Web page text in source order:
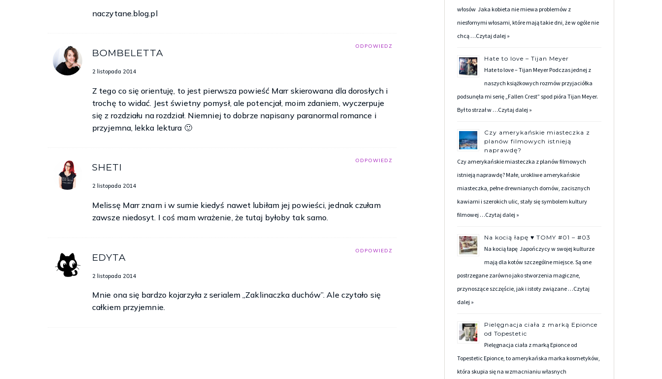
naczytane.blog.pl
ODPOWIEDZ
BOMBELETTA
2 listopada 2014
Z tego co się orientuję, to jest pierwsza powieść Marr skierowana dla dorosłych i
trochę to widać. Jest świetny pomysł, ale potencjał, moim zdaniem, wyczerpuje
się z rozdziału na rozdział. Niemniej to dobrze napisany paranormal romance i
przyjemna, lekka lektura 🙂
ODPOWIEDZ
SHETI
2 listopada 2014
Melissę Marr znam i w sumie kiedyś nawet lubiłam jej powieści, jednak czułam
zawsze niedosyt. I coś mam wrażenie, że tutaj byłoby tak samo.
ODPOWIEDZ
EDYTA
2 listopada 2014
Mnie ona się bardzo kojarzyła z serialem „Zaklinaczka duchów”. Ale czytało się
całkiem przyjemnie.
włosów Jaka kobieta nie miewa problemów z
niesfornymi włosami, które mają takie dni, że w ogóle nie
chcą …Czytaj dalej »
Hate to love – Tijan Meyer
Hate to love – Tijan Meyer Podczas jednej z
naszych książkowych rozmów przyjaciółka
podsunęła mi serię „Fallen Crest” spod pióra Tijan Meyer.
Był to strzał w …Czytaj dalej »
Czy amerykańskie miasteczka z
planów filmowych istnieją
naprawdę?
Czy amerykańskie miasteczka z planów filmowych
istnieją naprawdę? Małe, urokliwe amerykańskie
miasteczka, pełne drewnianych domów, zacisznych
kawiarni i szerokich ulic, stały się symbolem kultury
filmowej …Czytaj dalej »
Na kocią łapę ♥ TOMY #01 – #03
Na kocią łapę Japończycy w swojej kulturze
mają dla kotów szczególne miejsce. Są one
postrzegane zarówno jako stworzenia magiczne,
przynoszące szczęście, jak i istoty związane …Czytaj
dalej »
Pielęgnacja ciała z marką Epionce
od Topestetic
Pielęgnacja ciała z marką Epionce od
Topestetic Epionce, to amerykańska marka kosmetyków,
która skupia się na wzmacnianiu własnych